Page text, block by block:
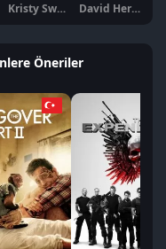
Kristy Swanson David Herman
Öneriler